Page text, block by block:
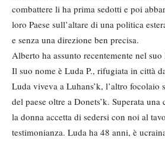
combattere li ha prima sedotti e poi
loro Paese sull’altare di una politica
e senza una direzione ben precisa.
Alberto ha assunto recentemente nel
Il suo nome è Luda P., rifugiata in città
Luda viveva a Luhans’k, l’altro focolaio
del paese oltre a Donets’k. Superata
la donna accetta di sedersi con noi al
testimonianza. Luda ha 48 anni, è